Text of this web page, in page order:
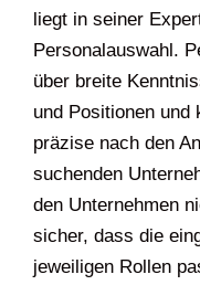
liegt in seiner
Personalauswahl.
über breite
und Positionen und
präzise nach den
suchenden
den Unternehmen
sicher, dass die
jeweiligen Rollen